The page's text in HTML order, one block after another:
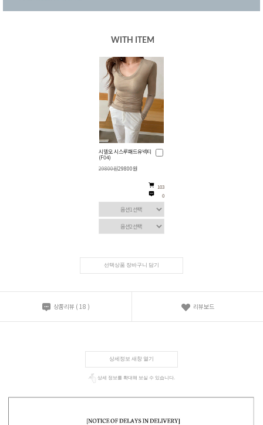
WITH ITEM
시델오 시스루패드유넥티
(F04)
29800원29800원
103
0
선택상품 장바구니 담기
상품리뷰 ( 18 ) 리뷰보드
상세정보 새창 열기
상세 정보를 확대해 보실 수 있습니다.